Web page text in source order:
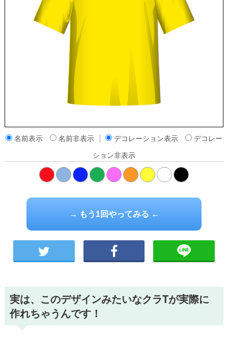
名前表示 名前非表示 デコレーション表示 デコレー
ション非表示
→ もう1回やってみる ←
実は、このデザインみたいなクラTが実際に
作れちゃうんです！